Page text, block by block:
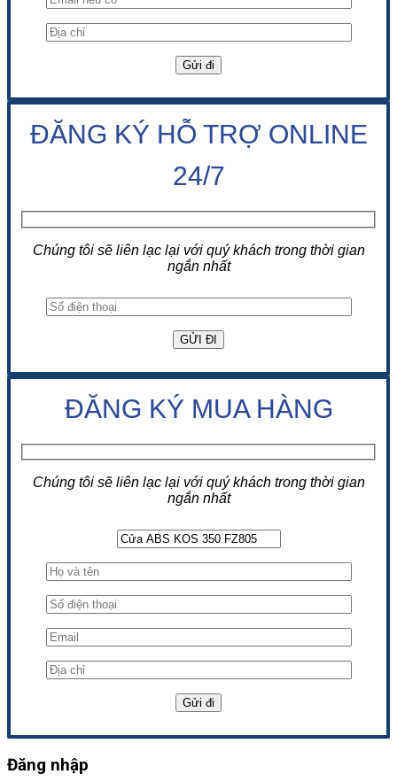
ĐĂNG KÝ HỖ TRỢ ONLINE
24/7
Chúng tôi sẽ liên lạc lại với quý khách trong thời gian
ngắn nhất
ĐĂNG KÝ MUA HÀNG
Chúng tôi sẽ liên lạc lại với quý khách trong thời gian
ngắn nhất
Đăng nhập